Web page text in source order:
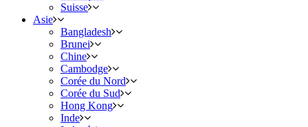
Suisse
Asie
Bangladesh
Brunei
Chine
Cambodge
Corée du Nord
Corée du Sud
Hong Kong
Inde